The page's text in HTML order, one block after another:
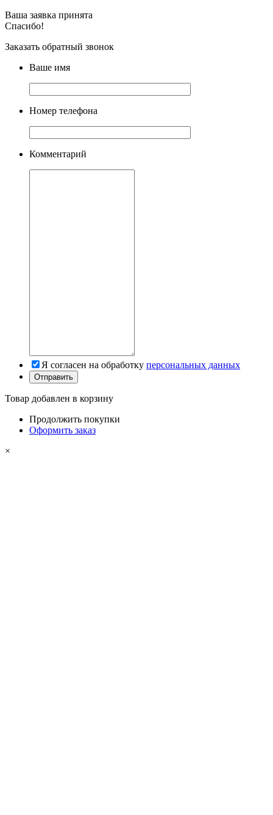
Ваша заявка принята
Спасибо!
Заказать обратный звонок
Ваше имя
Номер телефона
Комментарий
Я согласен на обработку персональных данных
Товар добавлен в корзину
Продолжить покупки
Оформить заказ
×